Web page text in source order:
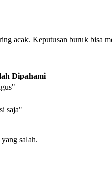
acak. Keputusan buruk bisa
Dipahami
saja"
salah.